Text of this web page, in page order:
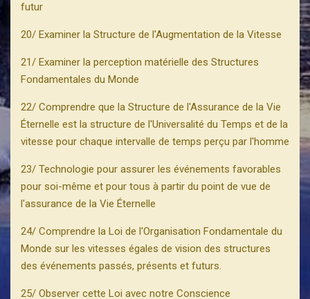
futur
20/ Examiner la Structure de l'Augmentation de la Vitesse
21/ Examiner la perception matérielle des Structures
Fondamentales du Monde
22/ Comprendre que la Structure de l'Assurance de la Vie
Éternelle est la structure de l'Universalité du Temps et de la
vitesse pour chaque intervalle de temps perçu par l'homme
23/ Technologie pour assurer les événements favorables
pour soi-même et pour tous à partir du point de vue de
l'assurance de la Vie Éternelle
24/ Comprendre la Loi de l'Organisation Fondamentale du
Monde sur les vitesses égales de vision des structures
des événements passés, présents et futurs.
25/ Observer cette Loi avec notre Conscience